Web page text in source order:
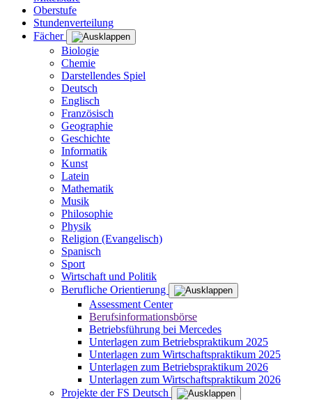
Oberstufe
Stundenverteilung
Fächer
Biologie
Chemie
Darstellendes Spiel
Deutsch
Englisch
Französisch
Geographie
Geschichte
Informatik
Kunst
Latein
Mathematik
Musik
Philosophie
Physik
Religion (Evangelisch)
Spanisch
Sport
Wirtschaft und Politik
Berufliche Orientierung
Assessment Center
Berufsinformationsbörse
Betriebsführung bei Mercedes
Unterlagen zum Betriebspraktikum 2025
Unterlagen zum Wirtschaftspraktikum 2025
Unterlagen zum Betriebspraktikum 2026
Unterlagen zum Wirtschaftspraktikum 2026
Projekte der FS Deutsch